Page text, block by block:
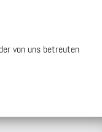
von uns betreuten